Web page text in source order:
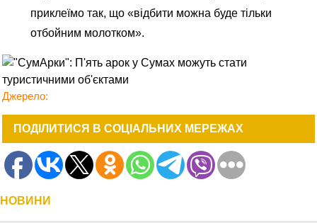
приклеїмо так, що «відбити можна буде тільки
отбойним молотком».
Джерело:
ПОДІЛИТИСЯ В СОЦІАЛЬНИХ МЕРЕЖАХ
НОВИНИ